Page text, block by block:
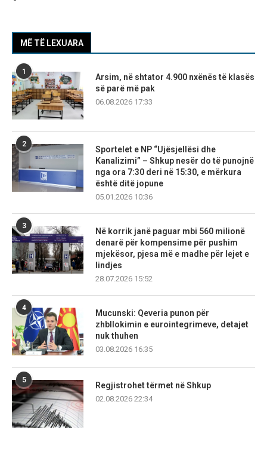
MË TË LEXUARA
1
Arsim, në shtator 4.900 nxënës të klasës
së parë më pak
06.08.2026 17:33
2
Sportelet e NP “Ujësjellësi dhe
Kanalizimi” – Shkup nesër do të punojnë
nga ora 7:30 deri në 15:30, e mërkura
është ditë jopune
05.01.2026 10:36
3
Në korrik janë paguar mbi 560 milionë
denarë për kompensime për pushim
mjekësor, pjesa më e madhe për lejet e
lindjes
28.07.2026 15:52
4
Mucunski: Qeveria punon për
zhbllokimin e eurointegrimeve, detajet
nuk thuhen
03.08.2026 16:35
5
Regjistrohet tërmet në Shkup
02.08.2026 22:34